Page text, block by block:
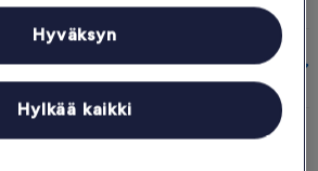
voit saada palkintoyösi*
luettelo
Hylkää kaikki
Hyväksyn